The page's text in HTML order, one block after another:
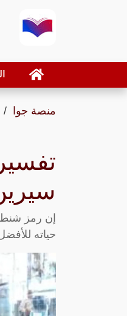
منصة جوا
إن رمز
حياته